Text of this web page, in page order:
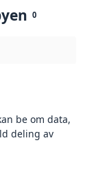
0
be om data,
deling av